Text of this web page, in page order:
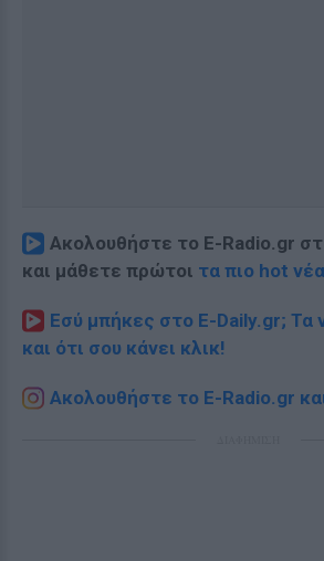
Ακολουθήστε το E-Radio.gr
και μάθετε πρώτοι τα πιο hot νέα
Εσύ μπήκες στο E-Daily.gr; Τα
και ότι σου κάνει κλικ!
Ακολουθήστε το E-Radio.gr